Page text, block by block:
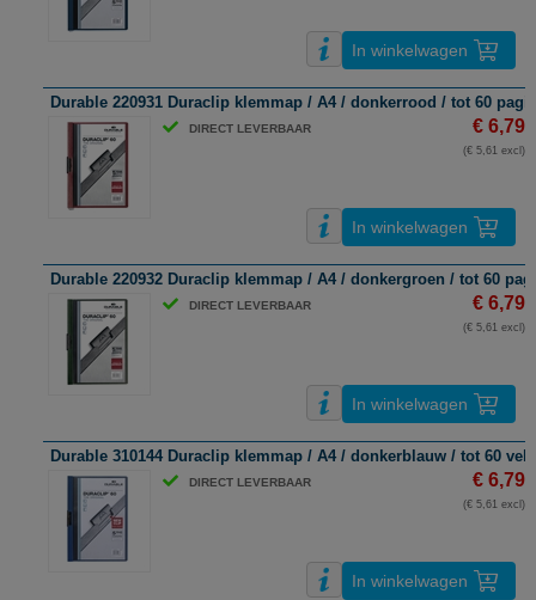
In winkelwagen
Durable 220931 Duraclip klemmap / A4 / donkerrood / tot 60
DIRECT LEVERBAAR € 6,79
(€ 5,61 excl)
In winkelwagen
Durable 220932 Duraclip klemmap / A4 / donkergroen / tot 60
DIRECT LEVERBAAR € 6,79
(€ 5,61 excl)
In winkelwagen
Durable 310144 Duraclip klemmap / A4 / donkerblauw / tot 60 vel
DIRECT LEVERBAAR € 6,79
(€ 5,61 excl)
In winkelwagen